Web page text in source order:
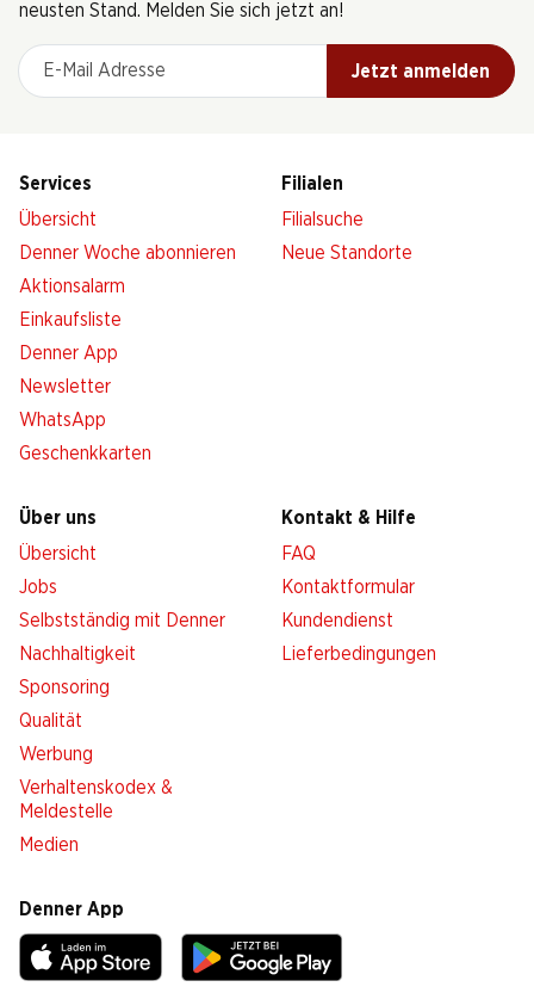
neusten Stand. Melden Sie sich jetzt an!
E-Mail Adresse
Jetzt anmelden
Services
Übersicht
Denner Woche abonnieren
Aktionsalarm
Einkaufsliste
Denner App
Newsletter
WhatsApp
Geschenkkarten
Filialen
Filialsuche
Neue Standorte
Über uns
Übersicht
Jobs
Selbstständig mit Denner
Nachhaltigkeit
Sponsoring
Qualität
Werbung
Verhaltenskodex &
Meldestelle
Medien
Kontakt & Hilfe
FAQ
Kontaktformular
Kundendienst
Lieferbedingungen
Denner App